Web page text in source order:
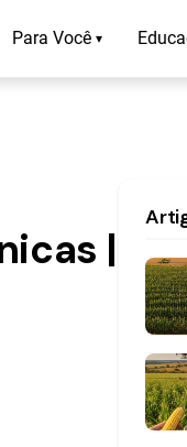
Para Você ▾
|